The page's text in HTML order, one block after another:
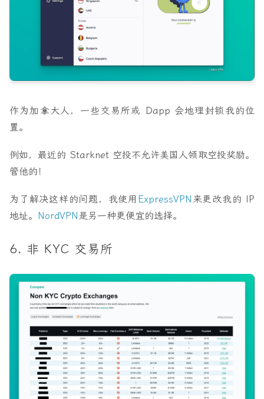
作为加拿大人，一些交易所或 Dapp 会地理封锁我的位
置。
例如，最近的 Starknet 空投不允许美国人领取空投奖励。
管他的！
为了解决这样的问题，我使用 ExpressVPN 来更改我的 IP
地址。 NordVPN 是另一种更便宜的选择。
6. 非 KYC 交易所